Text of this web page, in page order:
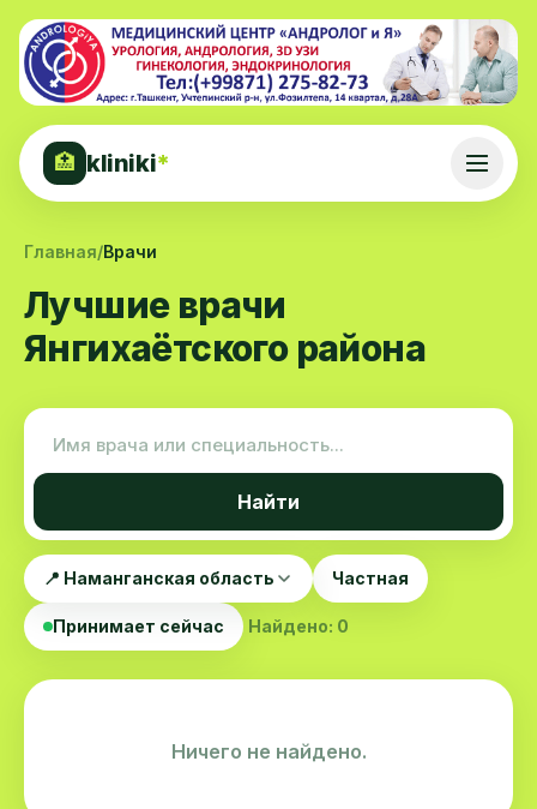
🏥 kliniki*
Главная/Врачи
Лучшие врачи
Янгихаётского района
Найти
📍 Наманганская область Частная
Принимает сейчас Найдено: 0
Ничего не найдено.